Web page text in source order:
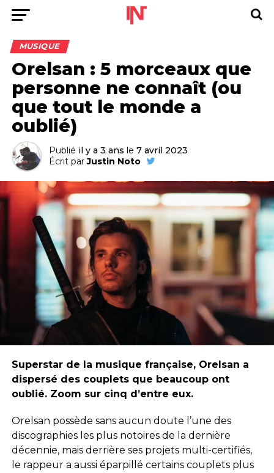
MUSIQUE
Orelsan : 5 morceaux que
personne ne connaît (ou
que tout le monde a
oublié)
Publié il y a 3 ans le 7 avril 2023
Écrit par Justin Noto
Superstar de la musique française, Orelsan a
dispersé des couplets que beaucoup ont
oublié. Zoom sur cinq d’entre eux.
Orelsan possède sans aucun doute l’une des
discographies les plus notoires de la dernière
décennie, mais derrière ses projets multi-certifiés,
le rappeur a aussi éparpillé certains couplets plus